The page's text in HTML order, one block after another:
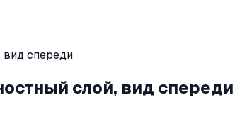
спереди
слой, вид спереди